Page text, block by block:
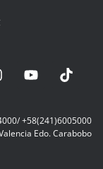
+58(241)6005000
Edo. Carabobo